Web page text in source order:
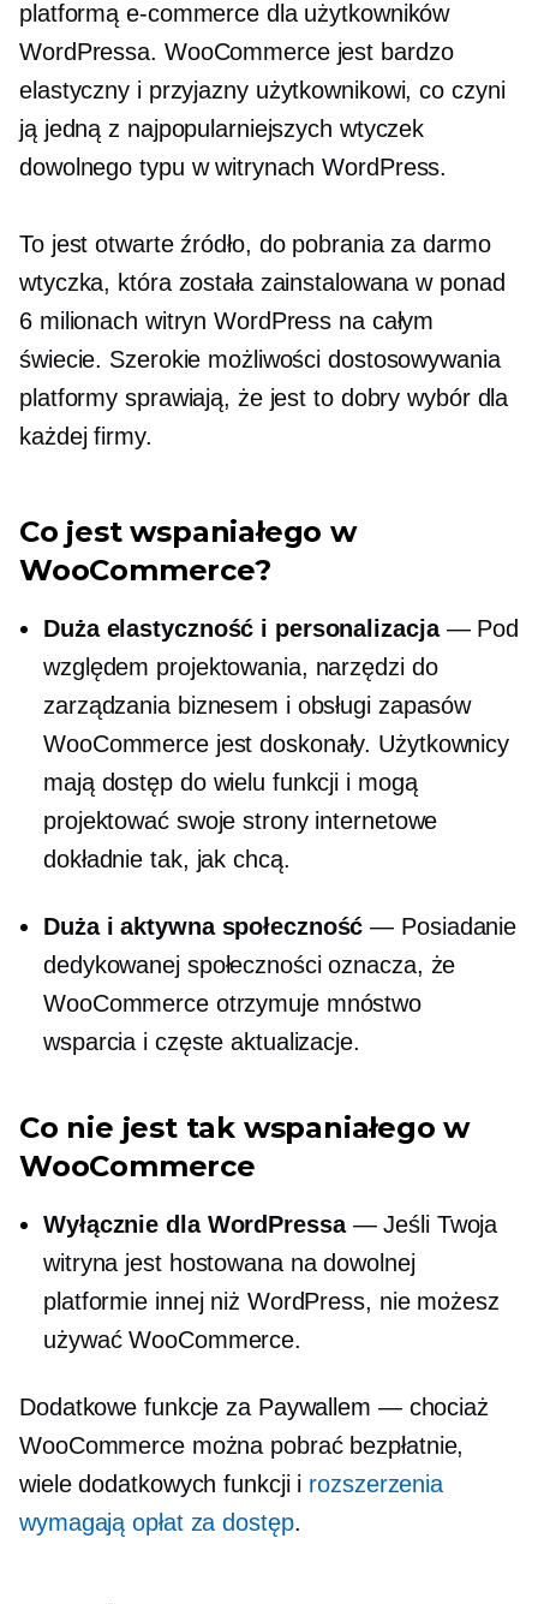
platformą e-commerce dla użytkowników
WordPressa. WooCommerce jest bardzo
elastyczny i przyjazny użytkownikowi, co czyni
ją jedną z najpopularniejszych wtyczek
dowolnego typu w witrynach WordPress.
To jestotwarte źródło, do pobrania za darmo
wtyczka, która została zainstalowana w ponad
6 milionach witryn WordPress na całym
świecie. Szerokie możliwości dostosowywania
platformy sprawiają, że jest to dobry wybór dla
każdej firmy.
Co jest wspaniałego w
WooCommerce?
Duża elastyczność i personalizacja— Pod
względem projektowania, narzędzi do
zarządzania biznesem i obsługi zapasów
WooCommerce jest doskonały. Użytkownicy
mają dostęp do wielu funkcji i mogą
projektować swoje strony internetowe
dokładnie tak, jak chcą.
Duża i aktywna społeczność — Posiadanie
dedykowanej społeczności oznacza, że ​​
WooCommerce otrzymuje mnóstwo
wsparcia i częste aktualizacje.
Co nie jest tak wspaniałego w
WooCommerce
Wyłącznie dla WordPressa— Jeśli Twoja
witryna jest hostowana na dowolnej
platformie innej niż WordPress, nie możesz
używać WooCommerce.
Dodatkowe funkcje za Paywallem — chociaż
WooCommerce można pobrać bezpłatnie,
wiele dodatkowych funkcji i rozszerzenia
wymagają opłat za dostęp.